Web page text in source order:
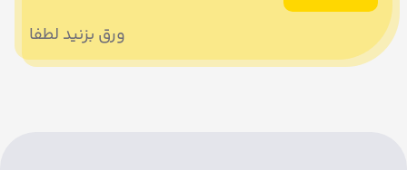
ورق بزنید لطفا